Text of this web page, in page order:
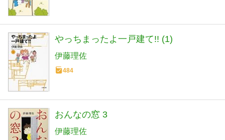
やっちまったよ一戸建て!! (1)
伊藤理佐
484
おんなの窓 3
伊藤理佐